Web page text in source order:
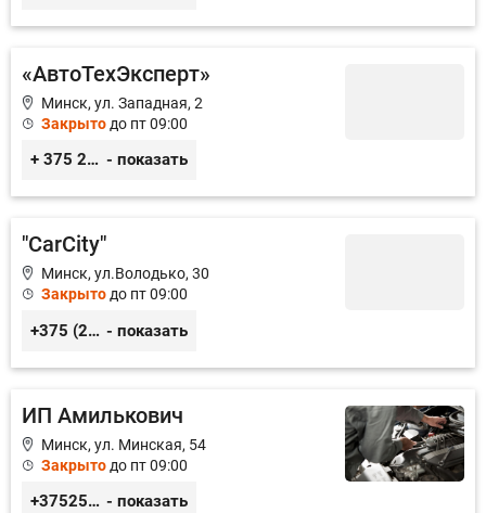
«АвтоТехЭксперт»
Минск, ул. Западная, 2
Закрыто до пт 09:00
+ 375 29 350 47 46 - показать
"CarCity"
Минск, ул.Володько, 30
Закрыто до пт 09:00
+375 (29) 359-27-14, +375 (29) 567-49-36, 8 (017) 219-76-97 - показать
ИП Амилькович
Минск, ул. Минская, 54
Закрыто до пт 09:00
+375255355764 - показать